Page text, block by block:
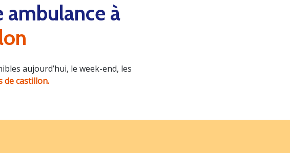
ambulance à
aujourd’hui, le week-end, les
de castillon.